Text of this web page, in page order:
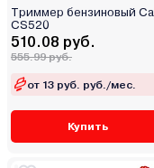
Триммер бензиновый
CS520
510.08 руб.
555.99 руб.
от 13 руб. руб./мес.
Купить